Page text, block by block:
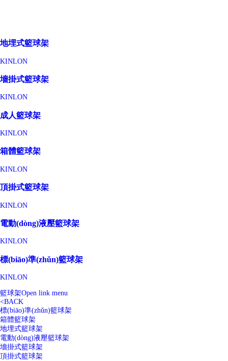
地埋式籃球架
KINLON
墻掛式籃球架
KINLON
成人籃球架
KINLON
箱體籃球架
KINLON
頂掛式籃球架
KINLON
電動(dòng)液壓籃球架
KINLON
標(biāo)準(zhǔn)籃球架
KINLON
籃球架Open link menu
<BACK
標(biāo)準(zhǔn)籃球架
箱體籃球架
地埋式籃球架
電動(dòng)液壓籃球架
墻掛式籃球架
頂掛式籃球架